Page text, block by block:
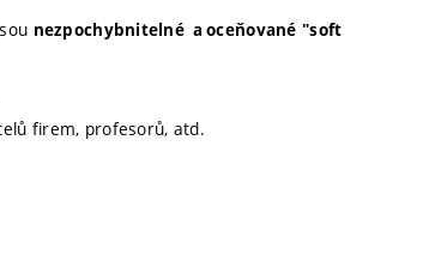
nezpochybnitelné a oceňované "soft
firem, profesorů, atd.